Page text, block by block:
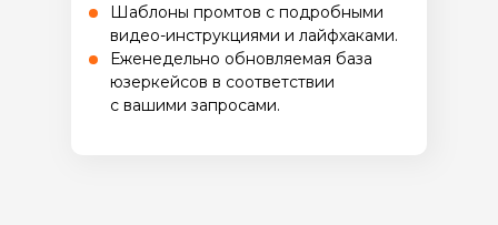
Шаблоны промтов с подробными
видео-инструкциями и лайфхаками.
Еженедельно обновляемая база
юзеркейсов в соответствии
с вашими запросами.